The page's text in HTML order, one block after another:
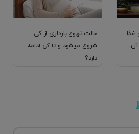
حالت تهوع بارداری از کی
شروع میشود و تا کی ادامه
دارد؟
غذا
آن